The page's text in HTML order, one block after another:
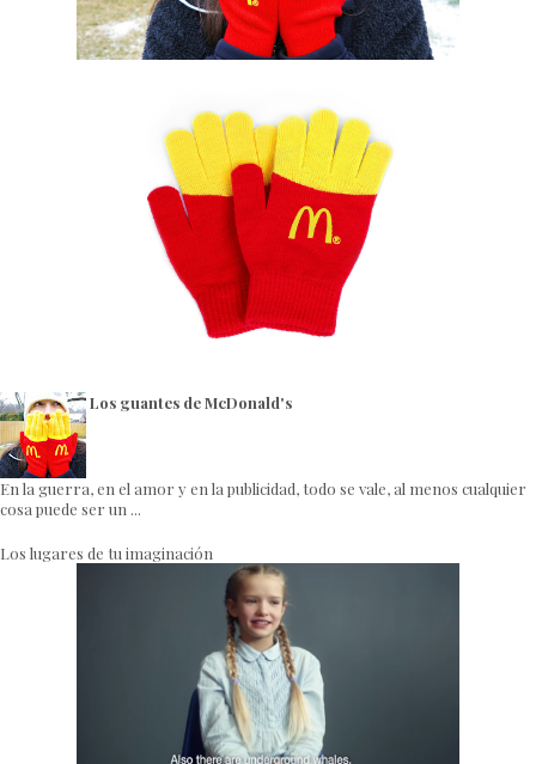
Los guantes de McDonald's
En la guerra, en el amor y en la publicidad, todo se vale, al menos cualquier
cosa puede ser un ...
Los lugares de tu imaginación